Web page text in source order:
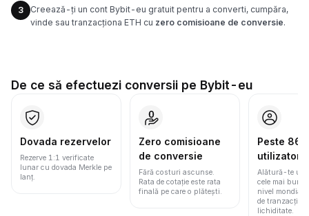
3
Creează-ți un cont Bybit-eu gratuit pentru a converti, cumpăra,
vinde sau tranzacționa ETH cu zero comisioane de conversie.
De ce să efectuezi conversii pe Bybit-eu
Dovada rezervelor
Rezerve 1:1 verificate
lunar cu dovada Merkle pe
lanț.
Zero comisioane
de conversie
Fără costuri ascunse.
Rata de cotație este rata
finală pe care o plătești.
Peste 86
utilizatori
Alătură-te
cele mai bune
nivel mondial
de
lichiditate.